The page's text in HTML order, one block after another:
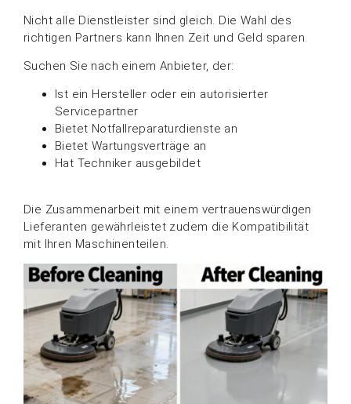
Nicht alle Dienstleister sind gleich. Die Wahl des
richtigen Partners kann Ihnen Zeit und Geld sparen.
Suchen Sie nach einem Anbieter, der:
Ist ein Hersteller oder ein autorisierter
Servicepartner
Bietet Notfallreparaturdienste an
Bietet Wartungsverträge an
Hat Techniker ausgebildet
Die Zusammenarbeit mit einem vertrauenswürdigen
Lieferanten gewährleistet zudem die Kompatibilität
mit Ihren Maschinenteilen.